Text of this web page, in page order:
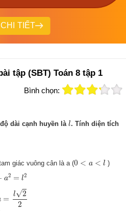
TIẾT
tập (SBT) Toán 8 tập 1
Bình chọn:
dài cạnh huyền là ll. Tính diện tích
giác vuông cân là a (0 < a < l
0 a
)
a2 = l2
=
=
l√2
2
12